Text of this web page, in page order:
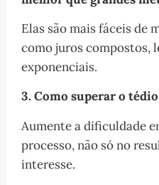
Elas são mais fáceis de
como juros compostos,
exponenciais.
3. Como superar o
Aumente a dificuldade
processo, não só no
interesse.